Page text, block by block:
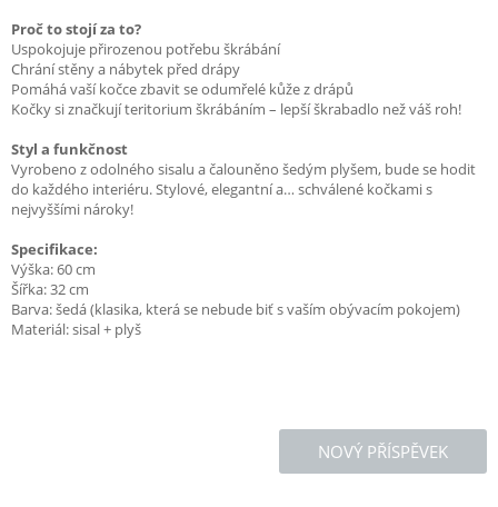
Proč to stojí za to?
Uspokojuje přirozenou potřebu škrábání
Chrání stěny a nábytek před drápy
Pomáhá vaší kočce zbavit se odumřelé kůže z drápů
Kočky si značkují teritorium škrábáním – lepší škrabadlo než váš roh!
Styl a funkčnost
Vyrobeno z odolného sisalu a čalouněno šedým plyšem, bude se hodit
do každého interiéru. Stylové, elegantní a… schválené kočkami s
nejvyššími nároky!
Specifikace:
Výška: 60 cm
Šířka: 32 cm
Barva: šedá (klasika, která se nebude biť s vaším obývacím pokojem)
Materiál: sisal + plyš
NOVÝ PŘÍSPĚVEK